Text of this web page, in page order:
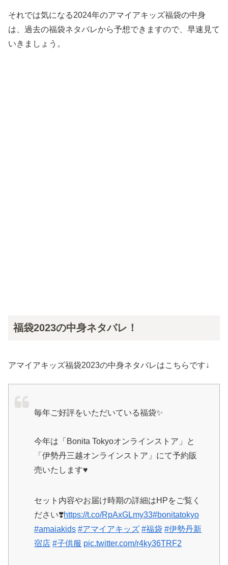
それでは気になる2024年のアマイアキッズ福袋の中身
は、過去の福袋ネタバレから予想できますので、早速見て
いきましょう。
福袋2023の中身ネタバレ！
アマイアキッズ福袋2023の中身ネタバレはこちらです↓
毎年ご好評をいただいている福袋✨
今年は「Bonita Tokyoオンラインストア」と
「伊勢丹三越オンラインストア」にて予約販
売いたします♥
セット内容やお届け時期の詳細はHPをご覧く
ださい❣️https://t.co/RpAxGLmy33#bonitatokyo
#amaiakids #アマイアキッズ #福袋 #伊勢丹新
宿店 #子供服 pic.twitter.com/r4ky36TRF2